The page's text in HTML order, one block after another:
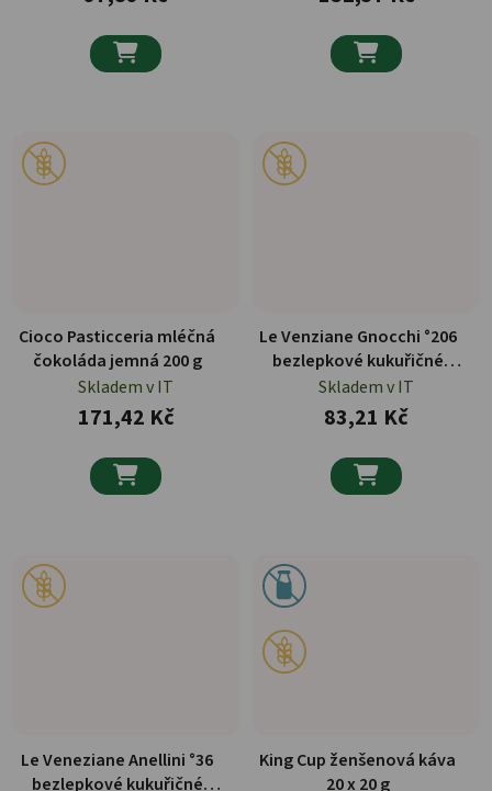
 
Cioco Pasticceria mléčná
čokoláda jemná 200 g
Skladem v IT
171,42 Kč

Le Venziane Gnocchi °206
bezlepkové kukuřičné
těstoviny 250 g
Skladem v IT
83,21 Kč

Le Veneziane Anellini °36
bezlepkové kukuřičné
King Cup ženšenová káva
20 x 20 g